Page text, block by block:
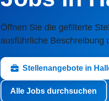
Öffnen Sie die gefilterte
ausführliche Beschreibung
Stellenangebote in
Alle Jobs durchsuchen